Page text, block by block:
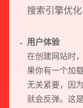
搜索引擎优化
用户体验
在创建网站时
果你有一个加
无关紧要，因
就会反弹。这